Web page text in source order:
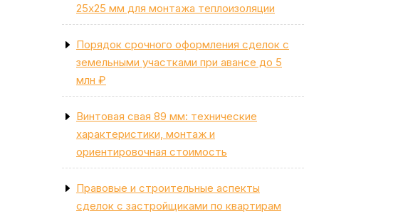
25х25 мм для монтажа теплоизоляции
Порядок срочного оформления сделок с
земельными участками при авансе до 5
млн ₽
Винтовая свая 89 мм: технические
характеристики, монтаж и
ориентировочная стоимость
Правовые и строительные аспекты
сделок с застройщиками по квартирам